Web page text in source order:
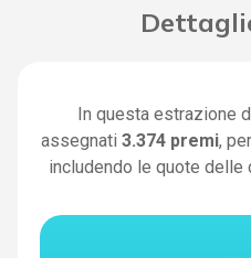
In questa estrazione
assegnati 3.374 premi,
includendo le quote delle